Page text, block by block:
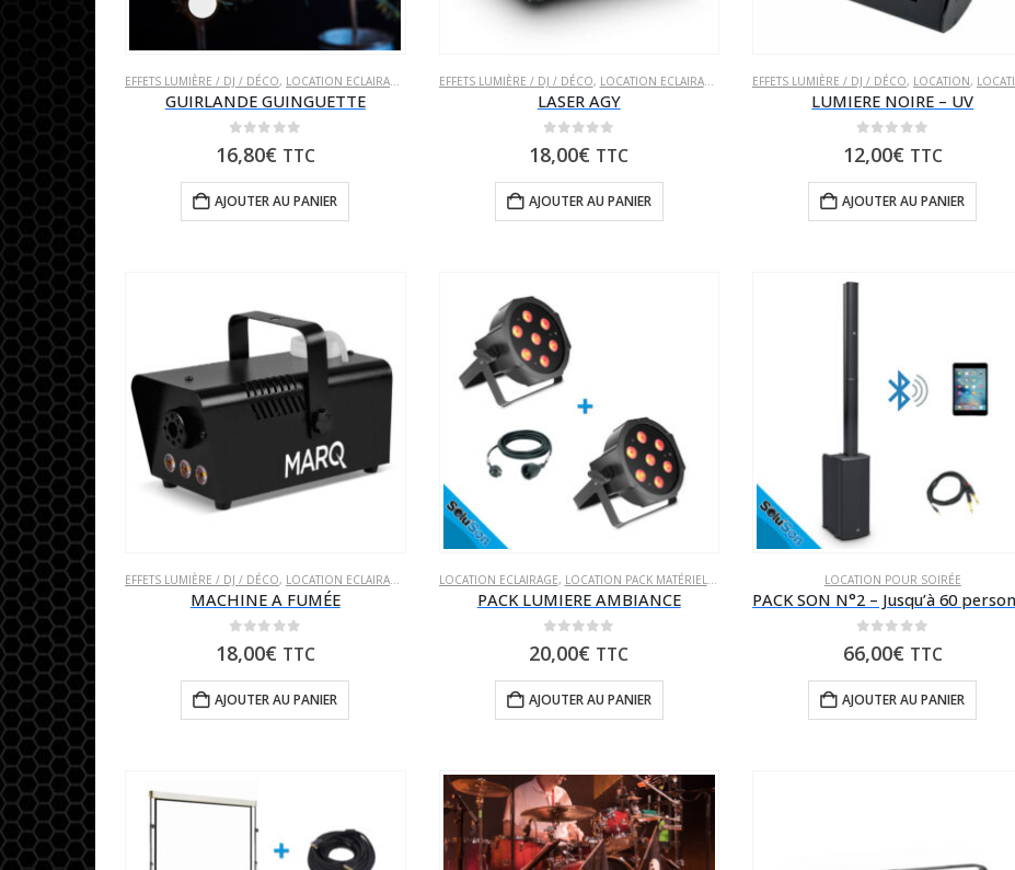
EFFETS LUMIÈRE / DJ / DÉCO, LOCATION ECLAIRAGE LOCATION POUR SOIRÉE
GUIRLANDE GUINGUETTE
16,80€ TTC
AJOUTER AU PANIER
EFFETS LUMIÈRE / DJ / DÉCO, LOCATION ECLAIRAGE LOCATION POUR SOIRÉE
LASER AGY
18,00€ TTC
AJOUTER AU PANIER
EFFETS LUMIÈRE / DJ / DÉCO, LOCATION, LOCATION ECLAIRAGE
LUMIERE NOIRE – UV
12,00€ TTC
AJOUTER AU PANIER
EFFETS LUMIÈRE / DJ / DÉCO, LOCATION ECLAIRAGE LOCATION POUR SOIRÉE
MACHINE A FUMÉE
18,00€ TTC
AJOUTER AU PANIER
LOCATION ECLAIRAGE, LOCATION PACK MATÉRIEL,LOCATION POUR SOIRÉE
PACK LUMIERE AMBIANCE
20,00€ TTC
AJOUTER AU PANIER
LOCATION POUR SOIRÉE
66,00€ TTC
AJOUTER AU PANIER